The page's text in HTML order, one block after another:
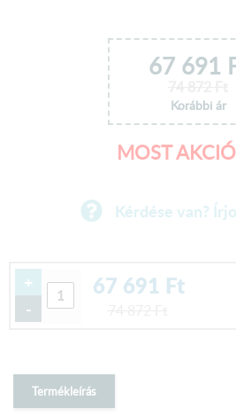
67 691
Korábbi ár
MOST
Kérdése van?
+
-
67 691 Ft
Termékleírás